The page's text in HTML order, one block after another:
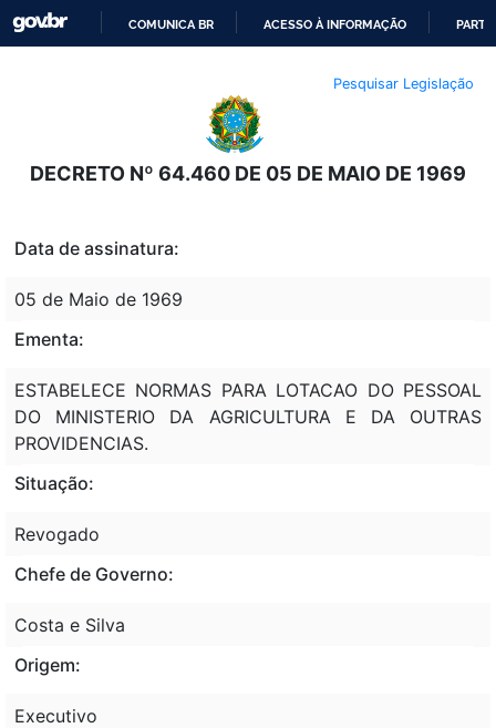
O
CONTEÚDO
COMUNICA BR ACESSO À INFORMAÇÃO
Pesquisar Legislação
DECRETO Nº 64.460 DE 05 DE MAIO DE 1969
Data de assinatura:
05 de Maio de 1969
Ementa:
ESTABELECE NORMAS PARA LOTACAO DO PESSOAL
DO MINISTERIO DA AGRICULTURA E DA OUTRAS
PROVIDENCIAS.
Situação:
Revogado
Chefe de Governo:
Costa e Silva
Origem:
Executivo